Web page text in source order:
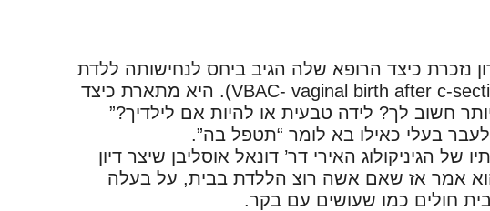
נזכרת כיצד הרופא שלה הגיב ביחס לנחישותה ללדת
את בנה השלישי בלידת ויב”ק (VBAC- vaginal birth after c-section). היא מתארת כיצד
חשוב לך? לידה טבעית או להיות אם לילדיך?”
בעלי כאילו בא לומר “תטפל בה”.
הגיניקולוג האירי דר’ דונאל אוסליבן שיצר דיון
בראיון ברדיו בשנת 1996. הוא אמר אז שאם אשה רוצ הללדת בבית, על בעלה
חולים כמו שעושים עם בקר.